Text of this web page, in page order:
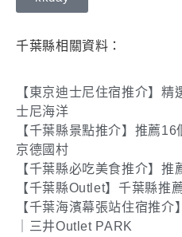
千葉縣相關資料：
【東京迪士尼住宿推介】
士尼海洋
【千葉縣景點推介】推薦
京德國村
【千葉縣必吃美食推介】推
【千葉縣Outlet】千葉縣推
【千葉海濱幕張站住宿推
｜三井Outlet PARK